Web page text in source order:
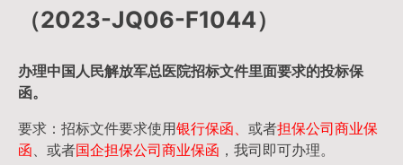
（2023-JQ06-F1044）
办理中国人民解放军总医院招标文件里面要求的投标保
函。
要求：招标文件要求使用银行保函、 或者担保公司商业保
函 、或者国企担保公司商业保函 ，我司即可办理。